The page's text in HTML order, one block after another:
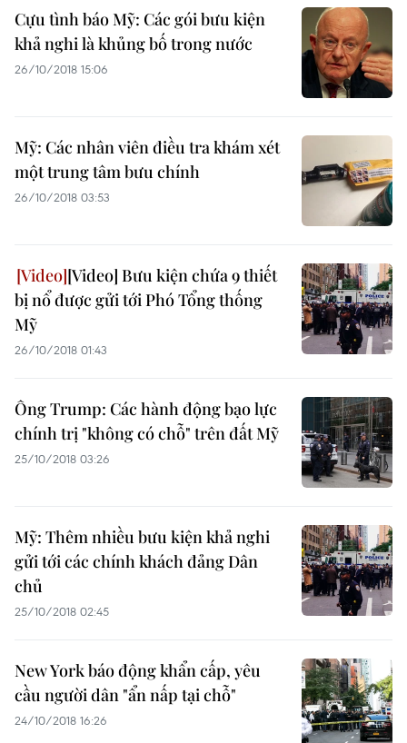
Cựu tình báo Mỹ: Các gói bưu kiện
khả nghi là khủng bố trong nước
26/10/2018 15:06
Mỹ: Các nhân viên điều tra khám xét
một trung tâm bưu chính
26/10/2018 03:53
[Video] Bưu kiện chứa 9 thiết
bị nổ được gửi tới Phó Tổng thống
Mỹ
26/10/2018 01:43
Ông Trump: Các hành động bạo lực
chính trị "không có chỗ" trên đất Mỹ
25/10/2018 03:26
Mỹ: Thêm nhiều bưu kiện khả nghi
gửi tới các chính khách đảng Dân
chủ
25/10/2018 02:45
New York báo động khẩn cấp, yêu
cầu người dân "ẩn nấp tại chỗ"
24/10/2018 16:26